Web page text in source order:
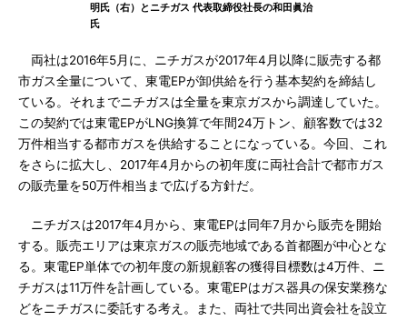
明氏（右）とニチガス 代表取締役社長の和田眞治
氏
両社は2016年5月に、ニチガスが2017年4月以降に販売する都
市ガス全量について、東電EPが卸供給を行う基本契約を締結し
ている。それまでニチガスは全量を東京ガスから調達していた。
この契約では東電EPがLNG換算で年間24万トン、顧客数では32
万件相当する都市ガスを供給することになっている。今回、これ
をさらに拡大し、2017年4月からの初年度に両社合計で都市ガス
の販売量を50万件相当まで広げる方針だ。
ニチガスは2017年4月から、東電EPは同年7月から販売を開始
する。販売エリアは東京ガスの販売地域である首都圏が中心とな
る。東電EP単体での初年度の新規顧客の獲得目標数は4万件、ニ
チガスは11万件を計画している。東電EPはガス器具の保安業務な
どをニチガスに委託する考え。また、両社で共同出資会社を設立